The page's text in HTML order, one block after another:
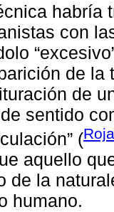
habría
con
de la
de
sentido
(
aquello
de la
humano.